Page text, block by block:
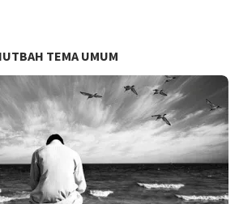
TEMA UMUM